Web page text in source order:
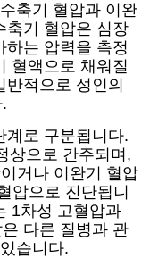
축기 혈압과 이완
축기 혈압은 심장
하는 압력을 측정
혈액으로 채워질
반적으로 성인의
계로 구분됩니다.
상으로 간주되며,
거나 이완기 혈압
압으로 진단됩니
1차성 고혈압과
다른 질병과 관
습니다.